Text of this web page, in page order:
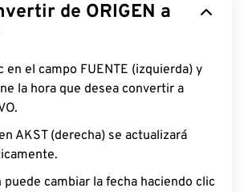
de ORIGEN a
en el campo FUENTE (izquierda) y
la hora que desea convertir a
AKST (derecha) se actualizará
puede cambiar la fecha haciendo clic